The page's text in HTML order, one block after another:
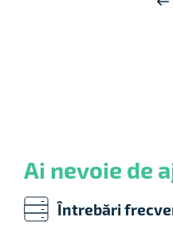
Ai nevoie de
Întrebări